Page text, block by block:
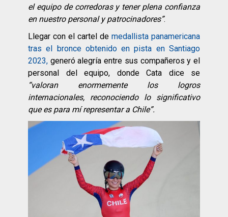
el equipo de corredoras y tener plena confianza
en nuestro personal y patrocinadores”.
Llegar con el cartel de medallista panamericana
tras el bronce obtenido en pista en Santiago
2023, generó alegría entre sus compañeros y el
personal del equipo, donde Cata dice se
“valoran enormemente los logros
internacionales, reconociendo lo significativo
que es para mí representar a Chile”.